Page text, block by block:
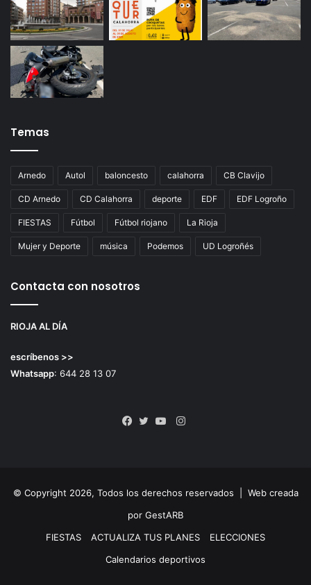
Temas
Arnedo Autol baloncesto calahorra CB Clavijo
CD Arnedo CD Calahorra deporte EDF EDF Logroño
FIESTAS Fútbol Fútbol riojano La Rioja
Mujer y Deporte música Podemos UD Logroñés
Contacta con nosotros
RIOJA AL DÍA
escríbenos >>
Whatsapp: 644 28 13 07
Instagram
© Copyright 2026, Todos los derechos reservados | Web creada
por GestARB
FIESTAS
ACTUALIZA TUS PLANES
ELECCIONES
Calendarios deportivos